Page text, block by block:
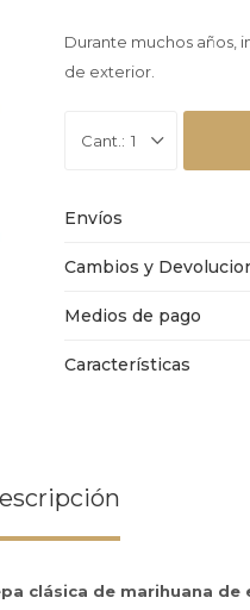
Durante muchos años,
de exterior.
1
Envíos
Cambios y
Medios de pago
Características
clásica de marihuana